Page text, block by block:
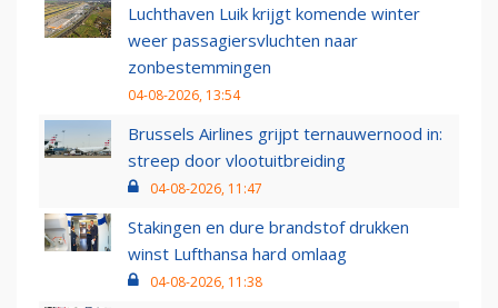
Luchthaven Luik krijgt komende winter
weer passagiersvluchten naar
zonbestemmingen
04-08-2026, 13:54
Brussels Airlines grijpt ternauwernood in:
streep door vlootuitbreiding
04-08-2026, 11:47
Stakingen en dure brandstof drukken
winst Lufthansa hard omlaag
04-08-2026, 11:38